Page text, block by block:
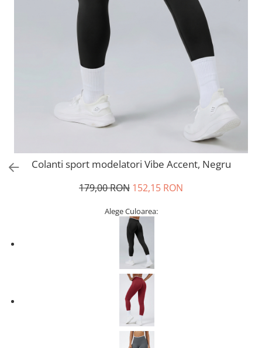
Colanti sport modelatori Vibe Accent, Negru
179,00 RON 152,15 RON
Alege Culoarea: